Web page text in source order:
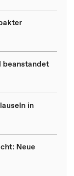
beanstandet
in
Neue